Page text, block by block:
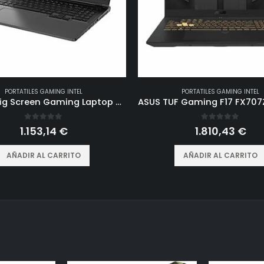
PORTATILES GAMING INTEL
16 Inch Big Screen Gaming Laptop Windows 11 Pro, Intel i9 12900H GeForce RTX 3060 6G, 64GB DDR4 2TB NVMe, 2.5K IPS 165Hz Notebook Gamer PC Computer, WiFi6 BT5.2, Colorful Backlit Keyboard
out of 5
1.153,14 €
AÑADIR AL CARRITO
PORTATILES GAMING INTEL
0 out of 5
1.810,43 €
AÑADIR AL CARRITO